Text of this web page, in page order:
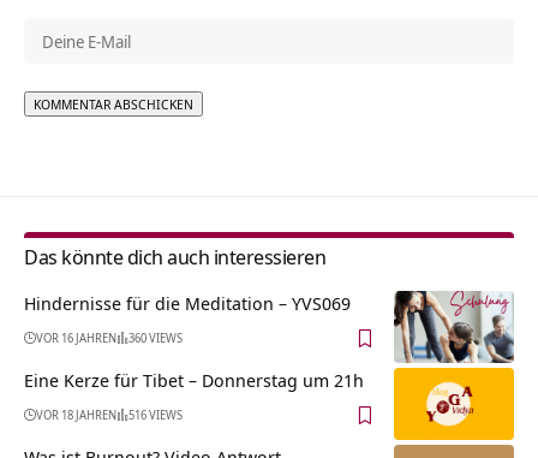
Das könnte dich auch interessieren
Hindernisse für die Meditation – YVS069
VOR 16 JAHREN 360 VIEWS
Eine Kerze für Tibet – Donnerstag um 21h
VOR 18 JAHREN 516 VIEWS